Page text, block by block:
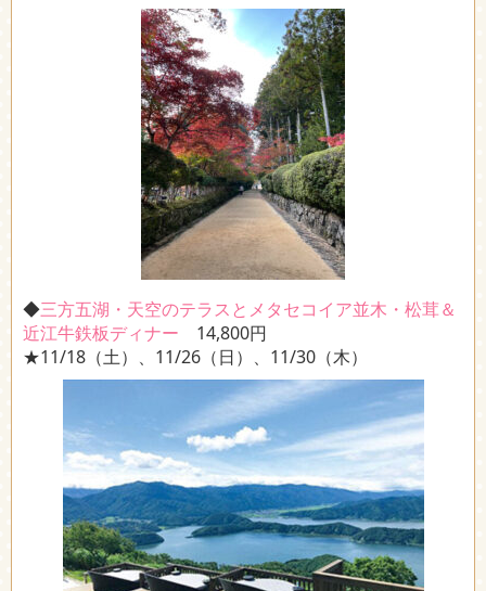
◆三方五湖・天空のテラスとメタセコイア並木・松茸＆
近江牛鉄板ディナー 14,800円
★11/18（土）、11/26（日）、11/30（木）